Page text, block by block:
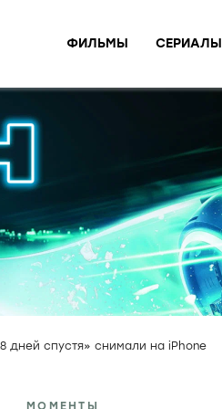
ФИЛЬМЫ СЕРИАЛЫ
дней спустя» снимали на iPhone
МОМЕНТЫ